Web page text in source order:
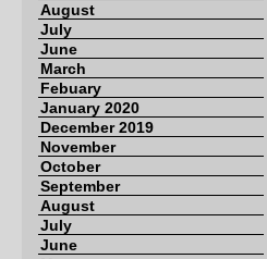
August
July
June
March
Febuary
January 2020
December 2019
November
October
September
August
July
June